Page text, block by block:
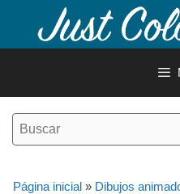
contenido
Página inicial » Dibujos